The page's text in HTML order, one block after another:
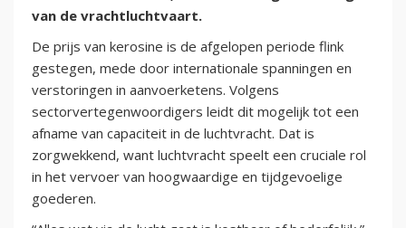
van de vrachtluchtvaart.
De prijs van kerosine is de afgelopen periode flink
gestegen, mede door internationale spanningen en
verstoringen in aanvoerketens. Volgens
sectorvertegenwoordigers leidt dit mogelijk tot een
afname van capaciteit in de luchtvracht. Dat is
zorgwekkend, want luchtvracht speelt een cruciale rol
in het vervoer van hoogwaardige en tijdgevoelige
goederen.